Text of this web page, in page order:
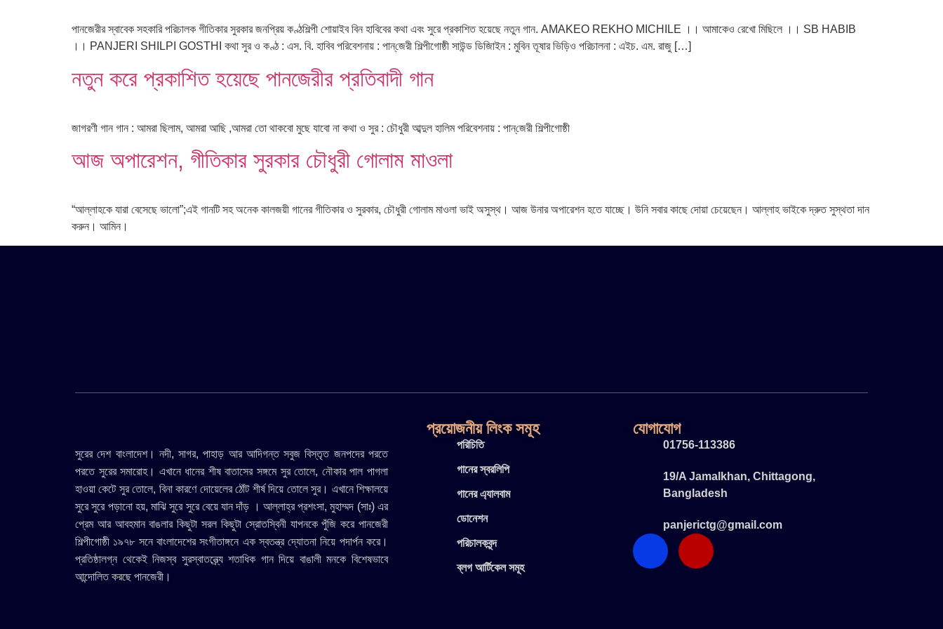
পানজেরীর স্বাবেক সহকারি পরিচালক গীতিকার সুরকার জনপ্রিয় কণ্ঠশিল্পী শোয়াইব বিন হাবিবের কথা এবং সুরে প্রকাশিত হয়েছে নতুন গান. AMAKEO REKHO MICHILE ।। আমাকেও রেখো মিছিলে ।। ‍SB HABIB
।। PANJERI SHILPI GOSTHI কথা সুর ও কণ্ঠ : এস. বি. হাবিব পরিবেশনায় : পান্‌জেরী শিল্পীগোষ্ঠী সাউন্ড ডিজািইন : মুবিন তূষার ভিড়িও পরিচালনা : এইচ. এম. রাজু […]
নতুন করে প্রকাশিত হয়েছে পানজেরীর প্রতিবাদী গান
জাগরণী গান গান : আমরা ছিলাম, আমরা আছি ,আমরা তো থাকবো মুছে যাবো না কথা ও সুর : চৌধুরী আব্দুল হালিম পরিবেশনায় : পান্‌জেরী শিল্পীগোষ্ঠী
আজ অপারেশন, গীতিকার সুরকার চৌধুরী গোলাম মাওলা
“আল্লাহকে যারা বেসেছে ভালো”;এই গানটি সহ অনেক কালজয়ী গানের গীতিকার ও সুরকার, চৌধুরী গোলাম মাওলা ভাই অসুস্থ। আজ উনার অপারেশন হতে যাচ্ছে। উনি সবার কাছে দোয়া চেয়েছেন। আল্লাহ ভাইকে দ্রুত সুস্থতা দান
করুন। আমিন।
সুরের দেশ বাংলাদেশ। নদী, সাগর, পাহাড় আর আদিগন্ত সবুজ বিস্তৃত জনপদের পরতে
পরতে সুরের সমারোহ। এখানে ধানের শীষ বাতাসের সঙ্গমে সুর তোলে, নৌকার পাল পাগলা
হাওয়া কেটে সুর তোলে, বিনা কারণে দোয়েলের ঠোঁট শীর্ষ দিয়ে তোলে সুর। এখানে শিক্ষালয়ে
সুরে সুরে পড়ানো হয়, মাঝি সুরে সুরে বেয়ে যান দাঁড় । আল্লাহ্র প্রশংসা, মুহাম্মদ (সাঃ) এর
প্রেম আর আবহমান বাঙলার কিছুটা সরল কিছুটা স্রোতস্বিনী যাপনকে পুঁজি করে পানজেরী
শিল্পীগোষ্ঠী ১৯৭৮ সনে বাংলাদেশের সংগীতাঙ্গনে এক স্বতন্ত্র দ্যোতনা নিয়ে পদার্পন করে।
প্রতিষ্ঠালগ্ন থেকেই নিজস্ব সুরস্বাতন্ত্র্যে শতাধিক গান দিয়ে বাঙালী মনকে বিশেষভাবে
আন্দোলিত করছে পানজেরী।
প্রয়োজনীয় লিংক সমূহ
পরিচিতি
গানের স্বরলিপি
গানের এ্যালবাম
ডোনেশন
পরিচালকবৃন্দ
ব্লগ আর্টিকেল সমূহ
যোগাযোগ
01756-113386
19/A Jamalkhan, Chittagong,
Bangladesh
panjerictg@gmail.com